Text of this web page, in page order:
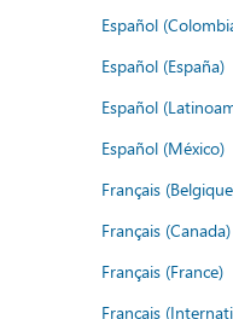
Español
Español (España)
Español
Español (México)
Français
Français (Canada)
Français (France)
Français